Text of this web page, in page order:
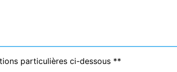
particulières ci-dessous **